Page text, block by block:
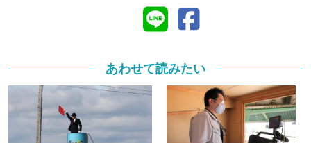
あわせて読みたい